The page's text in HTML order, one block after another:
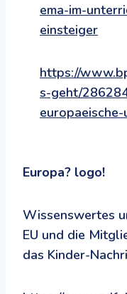
ema-im-
einsteiger
https://
s-geht/
europaeische-
Europa? logo!
Wissenswertes
EU und die
das Kinder-